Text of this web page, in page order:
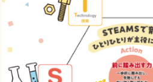
会社概要
投資家情報